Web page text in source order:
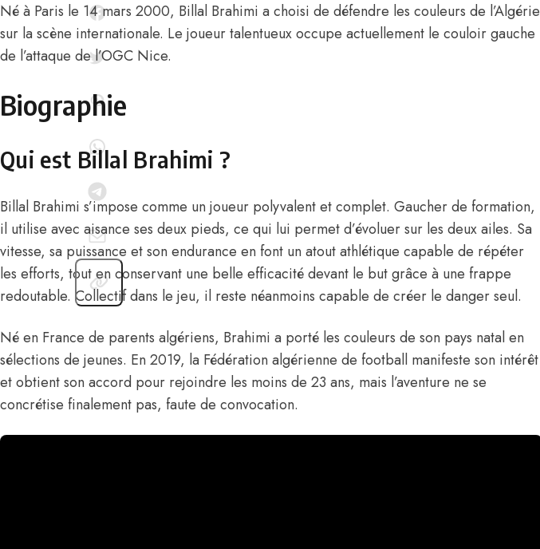
Né à Paris le 14 mars 2000, Billal Brahimi a choisi de défendre les couleurs de l’Algérie
sur la scène internationale. Le joueur talentueux occupe actuellement le couloir gauche
de l’attaque de l’OGC Nice.
Biographie
Qui est Billal Brahimi ?
Billal Brahimi s’impose comme un joueur polyvalent et complet. Gaucher de formation,
il utilise avec aisance ses deux pieds, ce qui lui permet d’évoluer sur les deux ailes. Sa
vitesse, sa puissance et son endurance en font un atout athlétique capable de répéter
les efforts, tout en conservant une belle efficacité devant le but grâce à une frappe
redoutable. Collectif dans le jeu, il reste néanmoins capable de créer le danger seul.
Né en France de parents algériens, Brahimi a porté les couleurs de son pays natal en
sélections de jeunes. En 2019, la Fédération algérienne de football manifeste son intérêt
et obtient son accord pour rejoindre les moins de 23 ans, mais l’aventure ne se
concrétise finalement pas, faute de convocation.